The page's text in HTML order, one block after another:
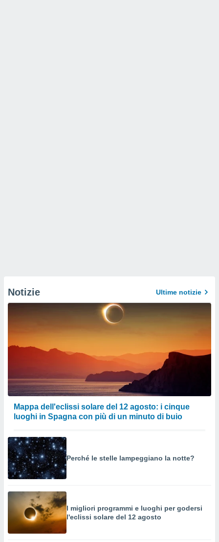
Notizie Ultime notizie
Mappa dell'eclissi solare del 12 agosto: i cinque
luoghi in Spagna con più di un minuto di buio
Perché le stelle lampeggiano la notte?
I migliori programmi e luoghi per godersi
l'eclissi solare del 12 agosto